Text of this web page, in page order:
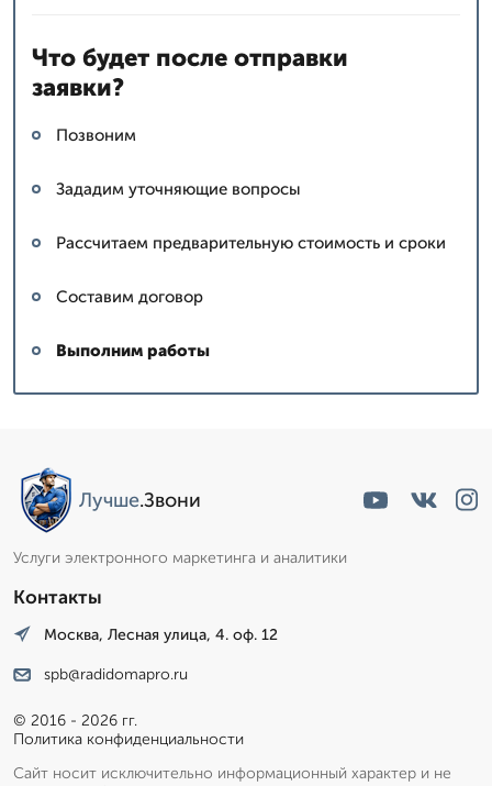
Что будет после отправки
заявки?
Позвоним
Зададим уточняющие вопросы
Рассчитаем предварительную стоимость и сроки
Составим договор
Выполним работы
Лучше.Звони
Услуги электронного маркетинга и аналитики
Контакты
Москва, Лесная улица, 4. оф. 12
spb@radidomapro.ru
© 2016 - 2026 гг.
Политика конфиденциальности
Сайт носит исключительно информационный характер и не